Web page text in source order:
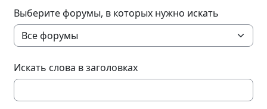
Выберите форумы, в которых нужно искать
Искать слова в заголовках